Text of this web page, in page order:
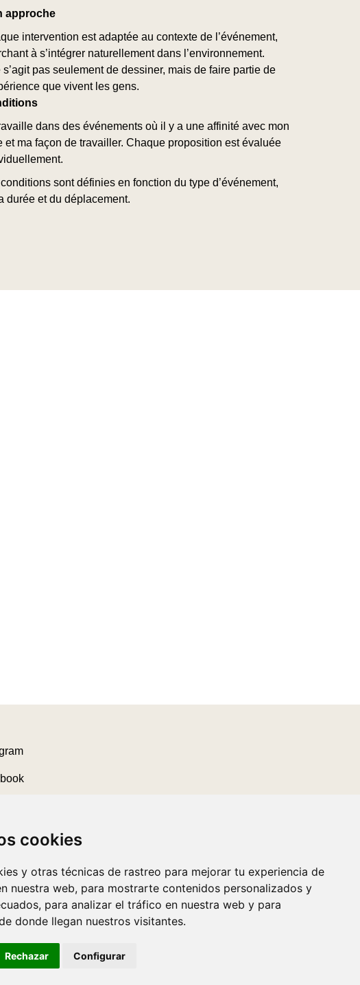
cookies
y otras técnicas de rastreo para mejorar tu experiencia de
nuestra web, para mostrarte contenidos personalizados y
para analizar el tráfico en nuestra web y para
donde llegan nuestros visitantes.
Rechazar Configurar
approche
intervention est adaptée au contexte de l’événement,
à s’intégrer naturellement dans l’environnement.
s’agit pas seulement de dessiner, mais de faire partie de
que vivent les gens.
dans des événements où il y a une affinité avec mon
et ma façon de travailler. Chaque proposition est évaluée
conditions sont définies en fonction du type d’événement,
durée et du déplacement.